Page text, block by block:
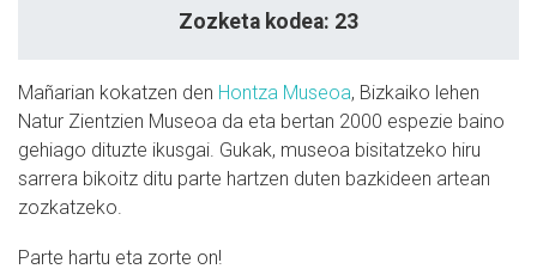
Zozketa kodea: 23
Mañarian kokatzen den Hontza Museoa, Bizkaiko lehen
Natur Zientzien Museoa da eta bertan 2000 espezie baino
gehiago dituzte ikusgai. Gukak, museoa bisitatzeko hiru
sarrera bikoitz ditu parte hartzen duten bazkideen artean
zozkatzeko.
Parte hartu eta zorte on!